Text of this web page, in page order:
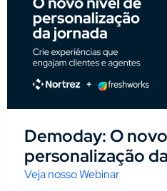
Demoday: O
personalização
Veja nosso Webinar